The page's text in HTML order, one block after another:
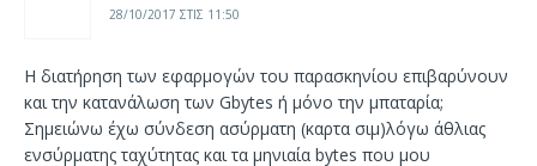
28/10/2017 ΣΤΙΣ 11:50
Η διατήρηση των εφαρμογών του παρασκηνίου επιβαρύνουν
και την κατανάλωση των Gbytes ή μόνο την μπαταρία;
Σημειώνω έχω σύνδεση ασύρματη (καρτα σιμ)λόγω άθλιας
ενσύρματης ταχύτητας και τα μηνιαία bytes που μου